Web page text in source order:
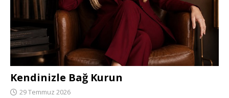
Kendinizle Bağ Kurun
29 Temmuz 2026